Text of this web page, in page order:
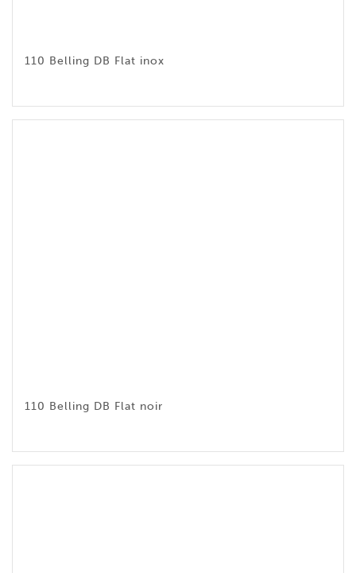
110 Belling DB Flat inox
110 Belling DB Flat noir